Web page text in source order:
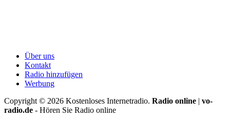
Über uns
Kontakt
Radio hinzufügen
Werbung
Copyright © 2026 Kostenloses Internetradio. Radio online | vo-
radio.de - Hören Sie Radio online